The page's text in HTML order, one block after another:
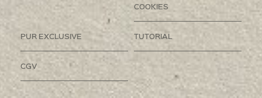
COOKIES
PUR EXCLUSIVE TUTORIAL
CGV